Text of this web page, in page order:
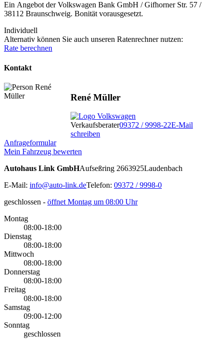
Ein Angebot der Volkswagen Bank GmbH / Gifhorner Str. 57 /
38112 Braunschweig. Bonität vorausgesetzt.
Individuell
Alternativ können Sie auch unseren Ratenrechner nutzen:
Rate berechnen
Kontakt
René Müller
Verkaufsberater09372 / 9998-22E-Mail
schreiben
Anfrageformular
Mein Fahrzeug bewerten
Autohaus Link GmbHAufseßring 2663925Laudenbach
E-Mail: info@auto-link.deTelefon: 09372 / 9998-0
geschlossen - öffnet Montag um 08:00 Uhr
Montag
08:00-18:00
Dienstag
08:00-18:00
Mittwoch
08:00-18:00
Donnerstag
08:00-18:00
Freitag
08:00-18:00
Samstag
09:00-12:00
Sonntag
geschlossen